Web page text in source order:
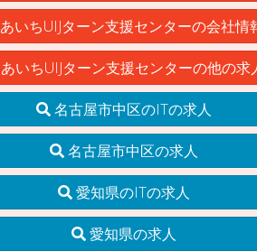
あいちUIJターン支援センターの会社情
あいちUIJターン支援センターの他の求
名古屋市中区のITの求人
名古屋市中区の求人
愛知県のITの求人
愛知県の求人